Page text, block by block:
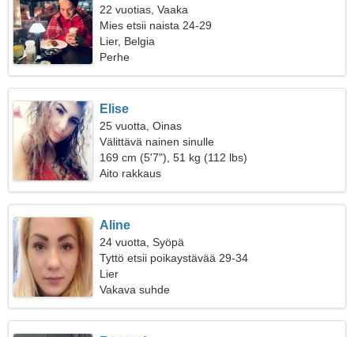
22 vuotias, Vaaka
Mies etsii naista 24-29
Lier, Belgia
Perhe
Elise
25 vuotta, Oinas
Välittävä nainen sinulle
169 cm (5'7"), 51 kg (112 lbs)
Aito rakkaus
Aline
24 vuotta, Syöpä
Tyttö etsii poikaystävää 29-34
Lier
Vakava suhde